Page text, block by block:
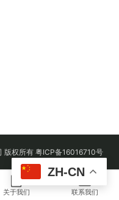
权所有 粤ICP备16016710号
关于我们 联系我们
ZH-CN